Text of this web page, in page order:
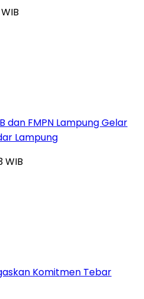
dan FMPN Lampung Gelar
Lampung
WIB
Komitmen Tebar